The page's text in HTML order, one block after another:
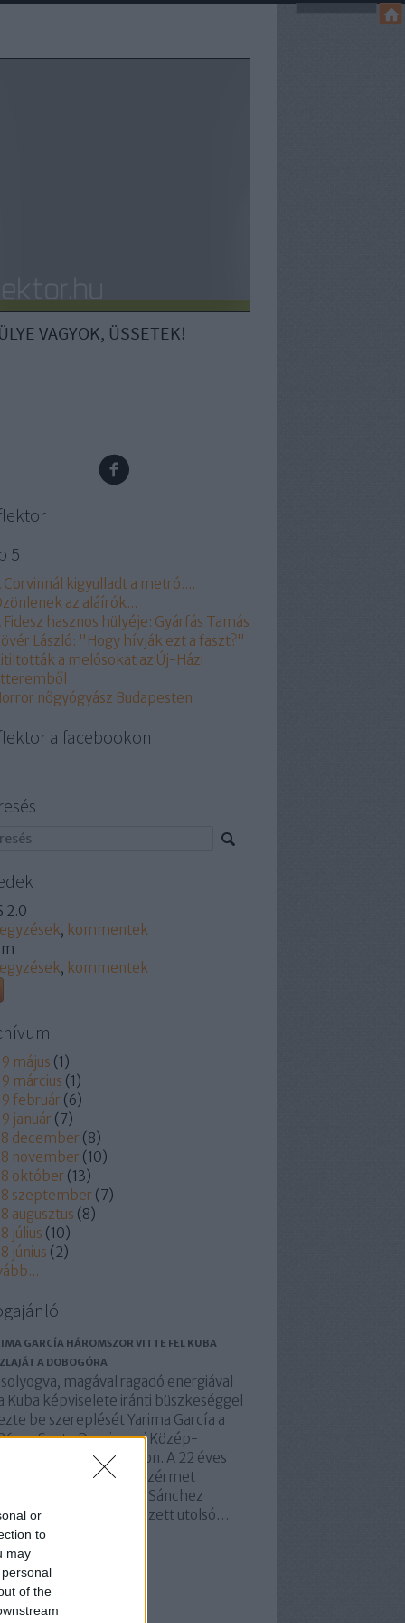
or
to
may
of the
VAGYOK, ÜSSETEK!
5
Corvinnál kigyulladt a metró....
az aláírók...
Fidesz hasznos hülyéje: Gyárfás Tamás
László: "Hogy hívják ezt a faszt?"
a melósokat az Új-Házi
nőgyógyász Budapesten
a facebookon
2.0
, kommentek
, kommentek
május (1)
március (1)
február (6)
január (7)
december (8)
november (10)
október (13)
szeptember (7)
augusztus (8)
július (10)
június (2)
...
GARCÍA HÁROMSZOR VITTE FEL KUBA
A DOBOGÓRA
magával ragadó energiával
Kuba képviselete iránti büszkeséggel
be szereplését Yarima García a
os Santo Domingo-i Közép-
és Karibi Játékokon. A 22 éves
sprinter három bronzérmet
a viadalon. A Félix Sánchez
Stadionban rendezett utolsó…